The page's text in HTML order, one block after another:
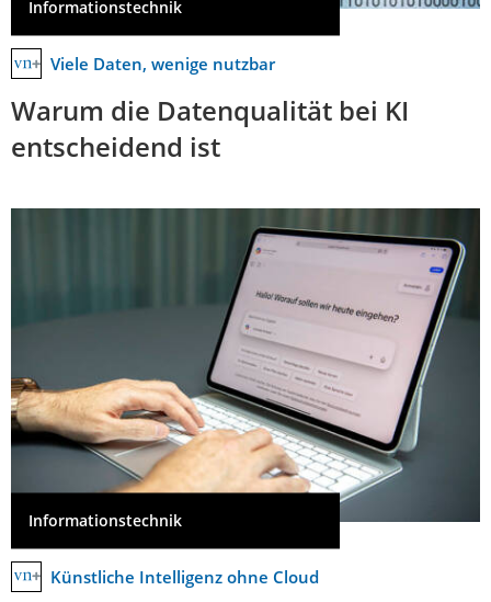
Informationstechnik
Viele Daten, wenige nutzbar
Warum die Datenqualität bei KI
entscheidend ist
Informationstechnik
Künstliche Intelligenz ohne Cloud